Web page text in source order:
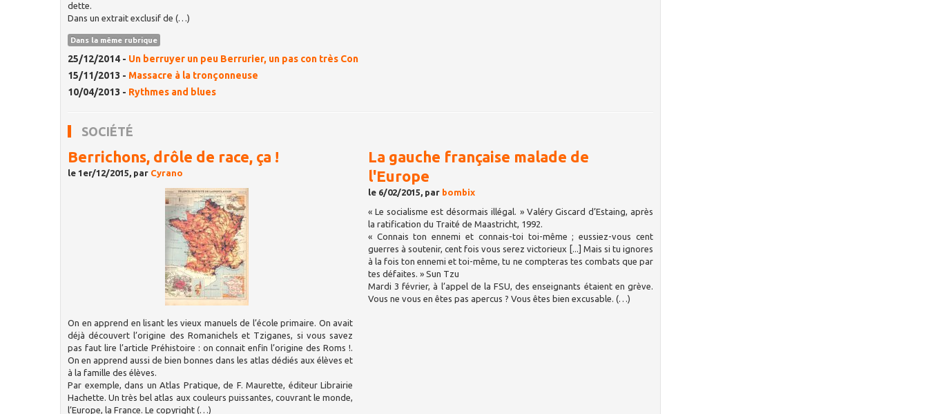
dette.
Dans un extrait exclusif de (…)
Dans la même rubrique
25/12/2014 - Un berruyer un peu Berrurier, un pas con très Con
15/11/2013 - Massacre à la tronçonneuse
10/04/2013 - Rythmes and blues
SOCIÉTÉ
Berrichons, drôle de race, ça !
le 1er/12/2015, par Cyrano
On en apprend en lisant les vieux manuels de l’école primaire. On avait
déjà découvert l’origine des Romanichels et Tziganes, si vous savez
pas faut lire l’article Préhistoire : on connait enfin l’origine des Roms !.
On en apprend aussi de bien bonnes dans les atlas dédiés aux élèves et
à la famille des élèves.
Par exemple, dans un Atlas Pratique, de F. Maurette, éditeur Librairie
Hachette. Un très bel atlas aux couleurs puissantes, couvrant le monde,
l’Europe, la France. Le copyright (…)
La gauche française malade de
l'Europe
le 6/02/2015, par bombix
« Le socialisme est désormais illégal. » Valéry Giscard d’Estaing, après
la ratification du Traité de Maastricht, 1992.
« Connais ton ennemi et connais-toi toi-même ; eussiez-vous cent
guerres à soutenir, cent fois vous serez victorieux [...] Mais si tu ignores
à la fois ton ennemi et toi-même, tu ne compteras tes combats que par
tes défaites. » Sun Tzu
Mardi 3 février, à l’appel de la FSU, des enseignants étaient en grève.
Vous ne vous en êtes pas apercus ? Vous êtes bien excusable. (…)